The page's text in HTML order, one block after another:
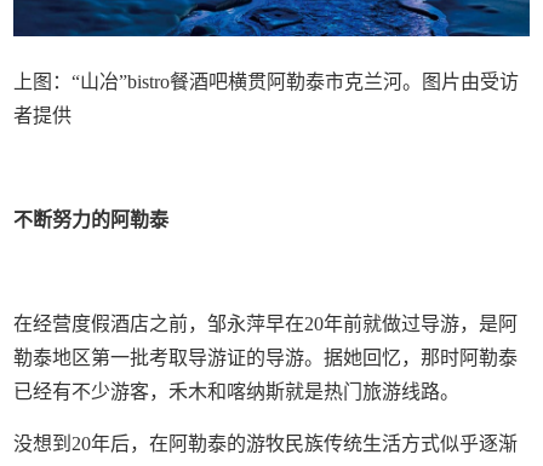
上图：“山冶”bistro餐酒吧横贯阿勒泰市克兰河。图片由受访
者提供
不断努力的阿勒泰
在经营度假酒店之前，邹永萍早在20年前就做过导游，是阿
勒泰地区第一批考取导游证的导游。据她回忆，那时阿勒泰
已经有不少游客，禾木和喀纳斯就是热门旅游线路。
没想到20年后，在阿勒泰的游牧民族传统生活方式似乎逐渐